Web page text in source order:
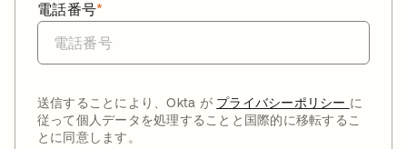
*
電話番号
送信することにより、Okta が プライバシーポリシー に
従って個人データを処理することと国際的に移転するこ
とに同意します。